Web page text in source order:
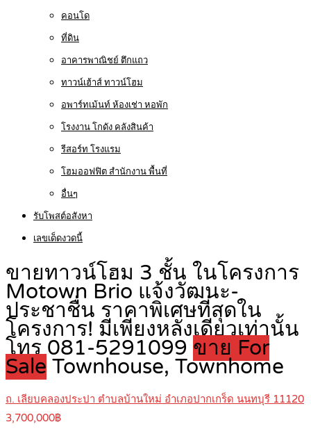
คอนโด
ที่ดิน
อาคารพาณิชย์ ตึกแถว
ทาวน์เฮ้าส์ ทาวน์โฮม
อพาร์ทเม้นท์ ห้องเช่า หอพัก
โรงงาน โกดัง คลังสินค้า
รีสอร์ท โรงแรม
โฮมออฟฟิต สำนักงาน พื้นที่
อื่นๆ
รับโพสต์อสังหา
เลขเด็ดงวดนี้
ขายทาวน์โฮม 3 ชั้น ในโครงการ
Motown Brio แจ้งวัฒนะ-
ประชาชื่น ราคาพิเศษที่สุดใน
โครงการ! มีเพียงหลังเดียวเท่านั้น
โทร 081-5291099 ขาย For
Sale Townhouse, Townhome
ถ. เลียบคลองประปา ตำบลบ้านใหม่ อำเภอปากเกร็ด นนทบุรี 11120
3,700,000฿